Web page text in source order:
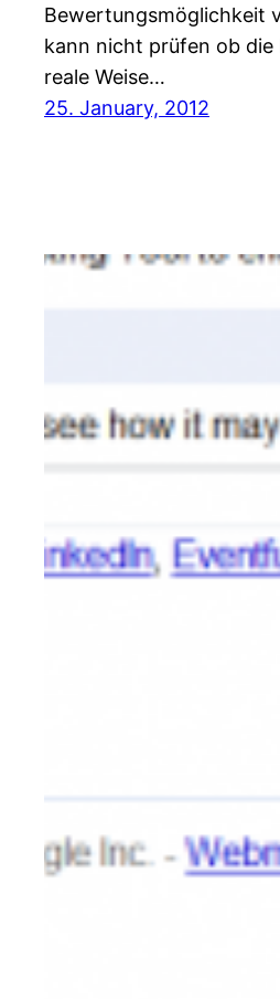
Bewertungsmöglichkeit
kann nicht prüfen ob
reale Weise…
25. January, 2012